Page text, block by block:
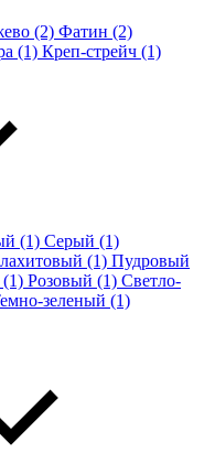
(2) Фатин (2)
(1) Креп-стрейч (1)
(1) Серый (1)
(1) Пудровый
Розовый (1) Светло-
зеленый (1)